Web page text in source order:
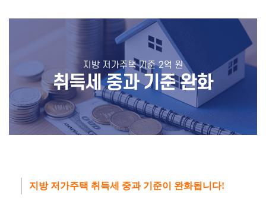
지방 저가주택 취득세 중과 기준이 완화됩니다!